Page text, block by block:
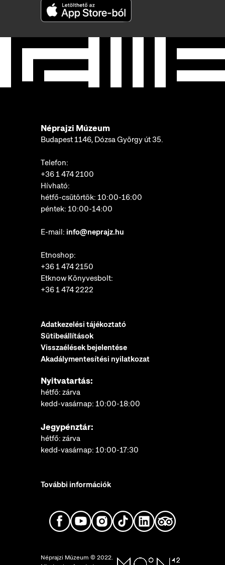
Néprajzi Múzeum
Budapest 1146, Dózsa György út 35.
Telefon:
+36 1 474 2100
Hívható:
hétfő-csütörtök: 10:00-16:00
péntek: 10:00-14:00
E-mail: info@neprajz.hu
Etnoshop:
+36 1 474 2150
Etknow Könyvesbolt:
+36 1 474 2222
Adatkezelési tájékoztató
Sütibeállítások
Visszaélések bejelentése
Akadálymentesítési nyilatkozat
Nyitvatartás:
hétfő: zárva
kedd-vasárnap: 10:00-18:00
Jegypénztár:
hétfő: zárva
kedd-vasárnap: 10:00-17:30
További információk
Néprajzi Múzeum © 2022.